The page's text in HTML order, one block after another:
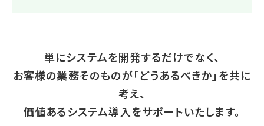
単にシステムを開発するだけでなく、
お客様の業務そのものが「どうあるべきか」を共に
考え、
価値あるシステム導入をサポートいたします。